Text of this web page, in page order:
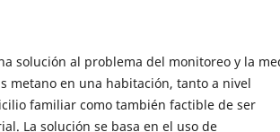
solución al problema del monitoreo y la
metano en una habitación, tanto a nivel
familiar como también factible de ser
La solución se basa en el uso de